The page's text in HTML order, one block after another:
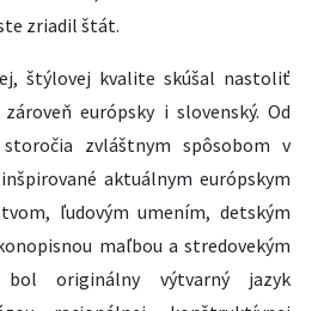
zriadil štát.
štýlovej kvalite skúšal nastoliť
európsky i slovenský. Od
zvláštnym spôsobom v
aktuálnym európskym
ľudovým umením, detským
maľbou a stredovekým
bol originálny výtvarný jazyk